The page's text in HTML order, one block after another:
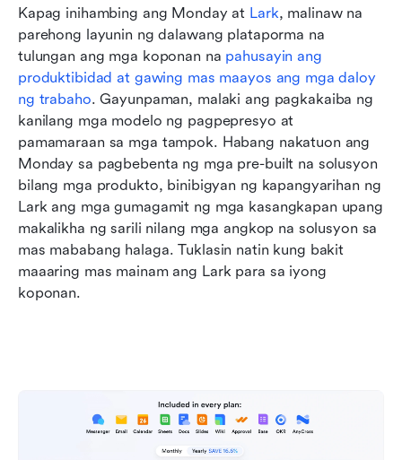
Kapag inihambing ang Monday at Lark, malinaw na
parehong layunin ng dalawang plataporma na
tulungan ang mga koponan na pahusayin ang
produktibidad at gawing mas maayos ang mga daloy
ng trabaho. Gayunpaman, malaki ang pagkakaiba ng
kanilang mga modelo ng pagpepresyo at
pamamaraan sa mga tampok. Habang nakatuon ang
Monday sa pagbebenta ng mga pre-built na solusyon
bilang mga produkto, binibigyan ng kapangyarihan ng
Lark ang mga gumagamit ng mga kasangkapan upang
makalikha ng sarili nilang mga angkop na solusyon sa
mas mababang halaga. Tuklasin natin kung bakit
maaaring mas mainam ang Lark para sa iyong
koponan.